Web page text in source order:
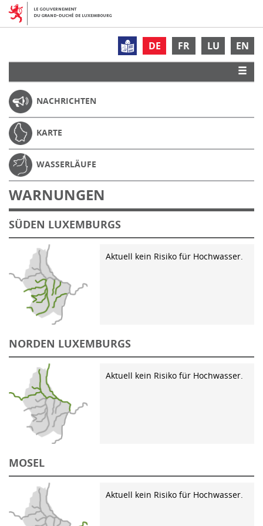
DE FR LU EN
NACHRICHTEN
KARTE
WASSERLÄUFE
WARNUNGEN
SÜDEN LUXEMBURGS
Aktuell kein Risiko für Hochwasser.
NORDEN LUXEMBURGS
Aktuell kein Risiko für Hochwasser.
MOSEL
Aktuell kein Risiko für Hochwasser.